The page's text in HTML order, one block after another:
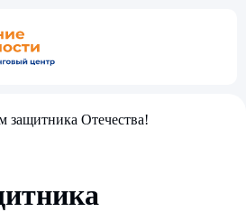
защитника Отечества!